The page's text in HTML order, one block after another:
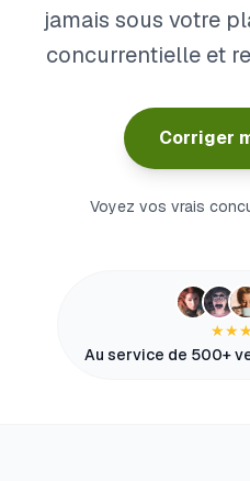
myPricing
myWebPOS
myFulfillment
Tous les systèmes opérationnels
jamais sous votre
concurrentielle et
Corriger
Voyez vos vrais
Au service de 500+